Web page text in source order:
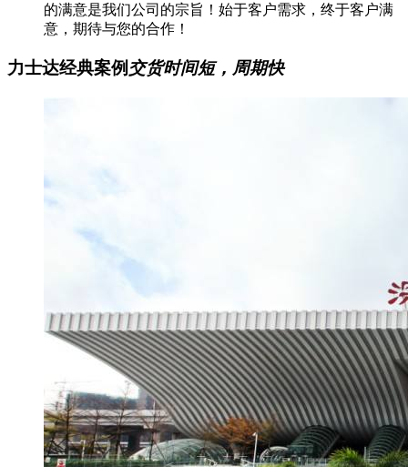
的满意是我们公司的宗旨！始于客户需求，终于客户满
意，期待与您的合作！
力士达经典案例 交货时间短，周期快